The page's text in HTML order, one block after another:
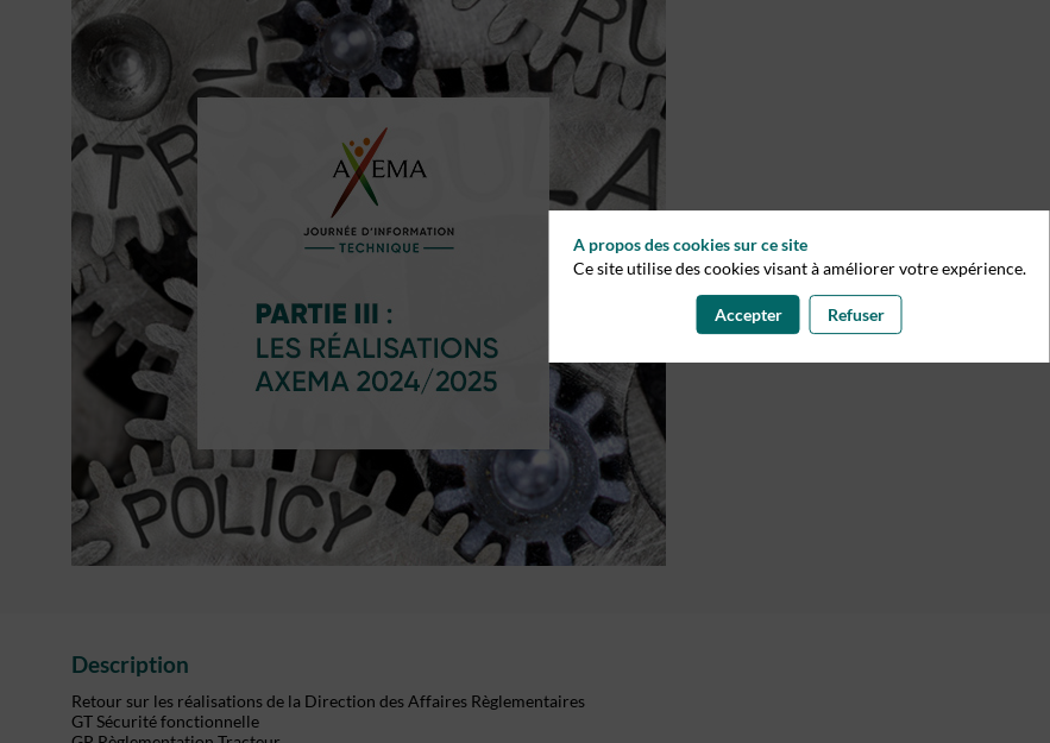
Description
Retour sur les réalisations de la Direction des Affaires Règlementaires
GT Sécurité fonctionnelle
A propos des cookies sur ce site
Ce site utilise des cookies visant à améliorer votre expérience.
Accepter Refuser